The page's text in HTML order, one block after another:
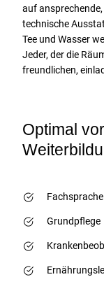
auf
technische
Tee und Wasser
Jeder, der die
freundlichen,
Optimal
Grundpflege